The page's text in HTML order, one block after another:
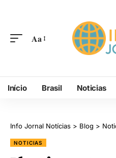
Aa
Início Brasil Noticias
Info Jornal Notícias > Blog >
NOTICIAS